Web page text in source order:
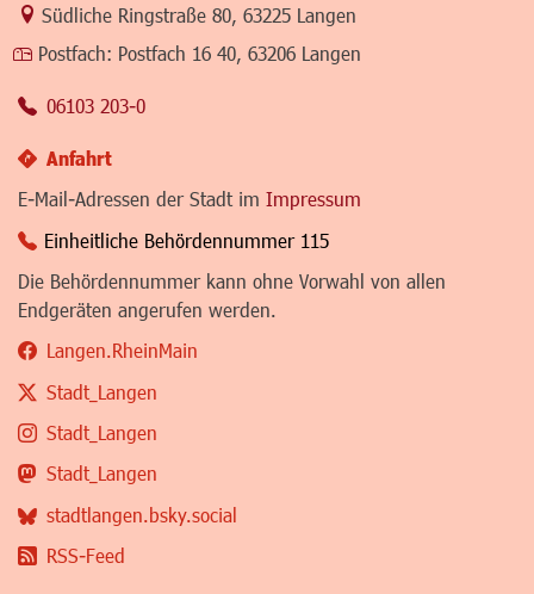
Link zur Google-Maps Navigation
Südliche Ringstraße 80 63225 Langen
Postfach: Postfach 16 40, 63206 Langen
06103 203-0
Anfahrt
E-Mail-Adressen der Stadt im Impressum
Einheitliche Behördennummer 115
Die Behördennummer kann ohne Vorwahl von allen
Endgeräten angerufen werden.
Langen.RheinMain
Stadt_Langen
Stadt_Langen
Stadt_Langen
stadtlangen.bsky.social
RSS-Feed